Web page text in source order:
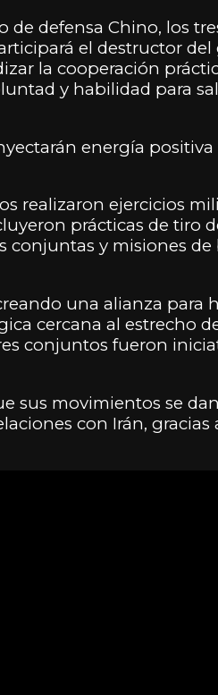
defensa Chino, los
el destructor
la cooperación
y habilidad para
energía
realizaron ejercicios
prácticas de tiro
conjuntas y misiones
una alianza para
cercana al estrecho
conjuntos fueron
sus movimientos se
con Irán, gracias